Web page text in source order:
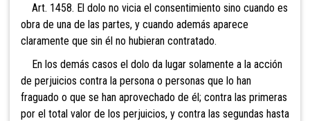
Art. 1458. El dolo no vicia el consentimiento sino cuando es
obra de una de las partes, y cuando además aparece
claramente que sin él no hubieran contratado.
En los demás casos el dolo da lugar solamente a la acción
de perjuicios contra la persona o personas que lo han
fraguado o que se han aprovechado de él; contra las primeras
por el total valor de los perjuicios, y contra las segundas hasta